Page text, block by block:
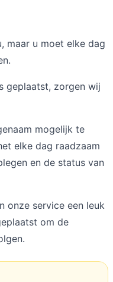
maar u moet elke dag
geplaatst, zorgen wij
mogelijk te
elke dag raadzaam
en de status van
onze service een leuk
om de